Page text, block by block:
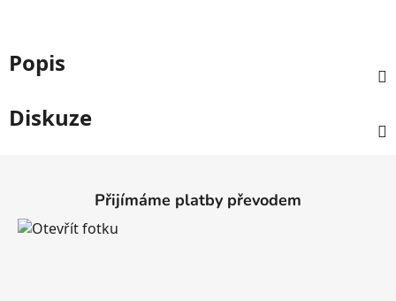
Popis
Diskuze
Přijímáme platby převodem